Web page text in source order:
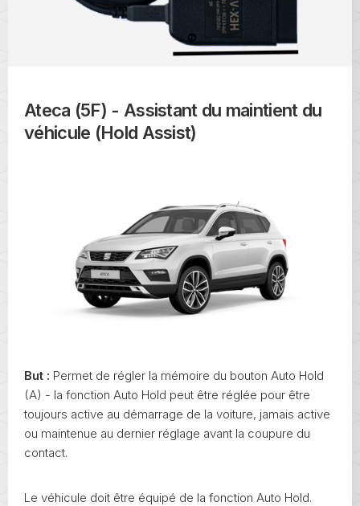
Ateca (5F) - Assistant du maintient du
véhicule (Hold Assist)
But : Permet de régler la mémoire du bouton Auto Hold
(A) - la fonction Auto Hold peut être réglée pour être
toujours active au démarrage de la voiture, jamais active
ou maintenue au dernier réglage avant la coupure du
contact.
Le véhicule doit être équipé de la fonction Auto Hold.